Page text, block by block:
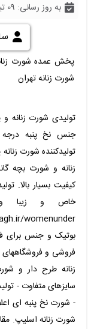
به روز رسانی: 09 تیر 1405 ساعت 06:10:09
پخش عمده شورت
شورت زنانه تهران
تولیدی شورت زنانه
جنس نخ پنبه
تولیدکننده شورت
زنانه و شورت بچه
کیفیت بسیار بالا.
خاص و زیبا
بوتیک و جنس برای
فروشی و فروشگاههای
زنانه طرح دار و
سایزهای متفاوت -
- شورت نخ پنبه ای
شورت زنانه اسلیپ.